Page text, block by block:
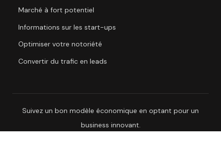
Marché à fort potentiel
Informations sur les start-ups
Optimiser votre notoriété
Convertir du trafic en leads
Suivez un bon modèle économique en optant pour un
business innovant.